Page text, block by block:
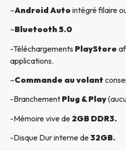
–Android Auto intégré filaire
–Bluetooth 5.0
-Téléchargements PlayStore
applications.
–Commande au volant
-Branchement Plug & Play
-Mémoire vive de 2GB DDR3.
-Disque Dur interne de32GB.